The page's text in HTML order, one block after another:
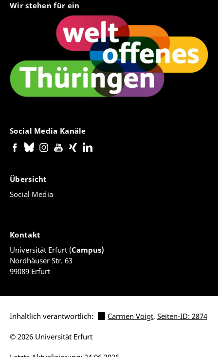
Wir stehen für ein
Social Media Kanäle
Übersicht
Social Media
Kontakt
Universität Erfurt (Campus)
Nordhäuser Str. 63
99089 Erfurt
Inhaltlich verantwortlich: Carmen Voigt, Seiten-ID: 2874
© 2026 Universität Erfurt